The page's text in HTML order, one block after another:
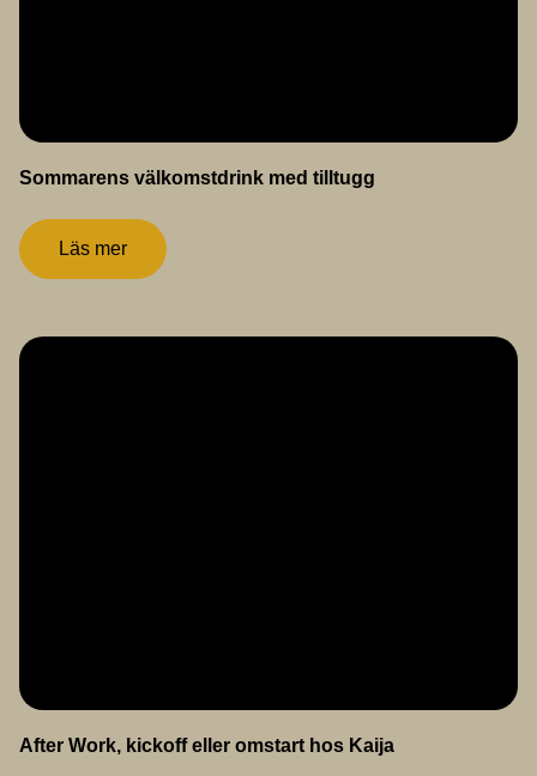
Sommarens välkomstdrink med tilltugg
Läs mer
After Work, kickoff eller omstart hos Kaija